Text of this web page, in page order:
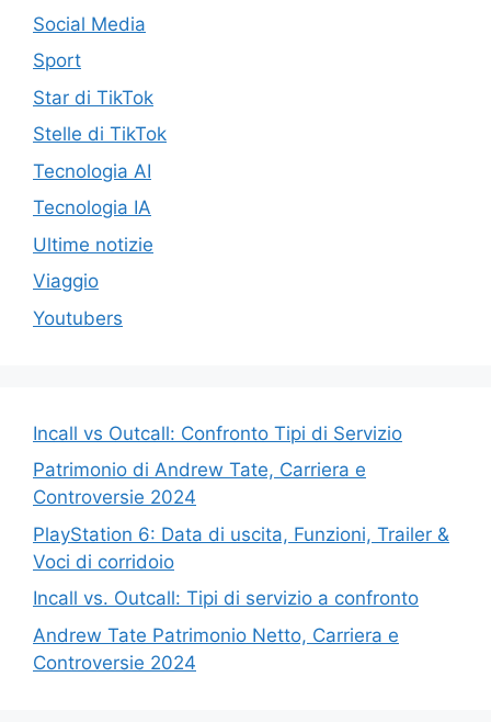
Social Media
Sport
Star di TikTok
Stelle di TikTok
Tecnologia AI
Tecnologia IA
Ultime notizie
Viaggio
Youtubers
Incall vs Outcall: Confronto Tipi di Servizio
Patrimonio di Andrew Tate, Carriera e
Controversie 2024
PlayStation 6: Data di uscita, Funzioni, Trailer &
Voci di corridoio
Incall vs. Outcall: Tipi di servizio a confronto
Andrew Tate Patrimonio Netto, Carriera e
Controversie 2024